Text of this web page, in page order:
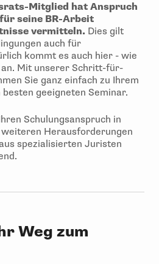
Mitglied hat Anspruch
seine BR-Arbeit
vermitteln. Dies gilt
auch für
kommt es auch hier - wie
Mit unserer Schritt-für-
Sie ganz einfach zu Ihrem
geeigneten Seminar.
Schulungsanspruch in
weiteren Herausforderungen
spezialisierten Juristen
Weg zum